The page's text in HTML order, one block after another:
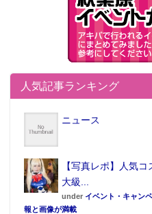
人気記事ランキング
ニュース
【写真レポ】人気
大級...
under イベント・キャン
報と画像が満載